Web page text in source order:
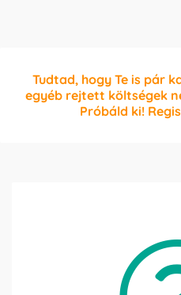
Tudtad, hogy Te is pár
egyéb rejtett költségek
Próbáld ki!